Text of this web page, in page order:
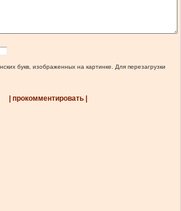
букв, изображенных на картинке. Для перезагрузки
| прокомментировать |